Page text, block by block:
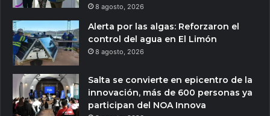
8 agosto, 2026
Alerta por las algas: Reforzaron el
control del agua en El Limón
8 agosto, 2026
Salta se convierte en epicentro de la
innovación, más de 600 personas ya
participan del NOA Innova